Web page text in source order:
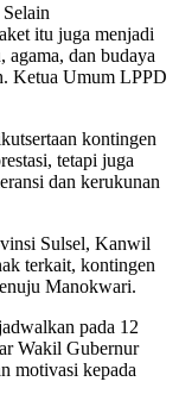
itu juga menjadi
agama, dan budaya
Ketua Umum LPPD
kontingen
tetapi juga
dan kerukunan
Sulsel, Kanwil
terkait, kontingen
Manokwari.
pada 12
Wakil Gubernur
motivasi kepada